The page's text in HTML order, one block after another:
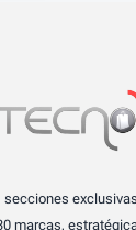
marcas,